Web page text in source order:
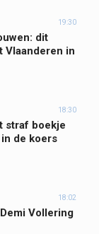
19:30
dit
Vlaanderen in
18:30
straf boekje
de koers
18:02
Demi Vollering